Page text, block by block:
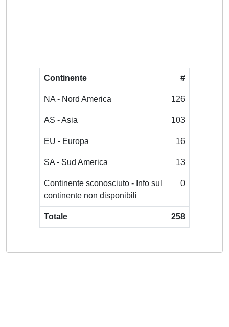
Continente #
NA - Nord America 126
AS - Asia 103
EU - Europa 16
SA - Sud America 13
Continente sconosciuto - Info sul
continente non disponibili
0
Totale 258